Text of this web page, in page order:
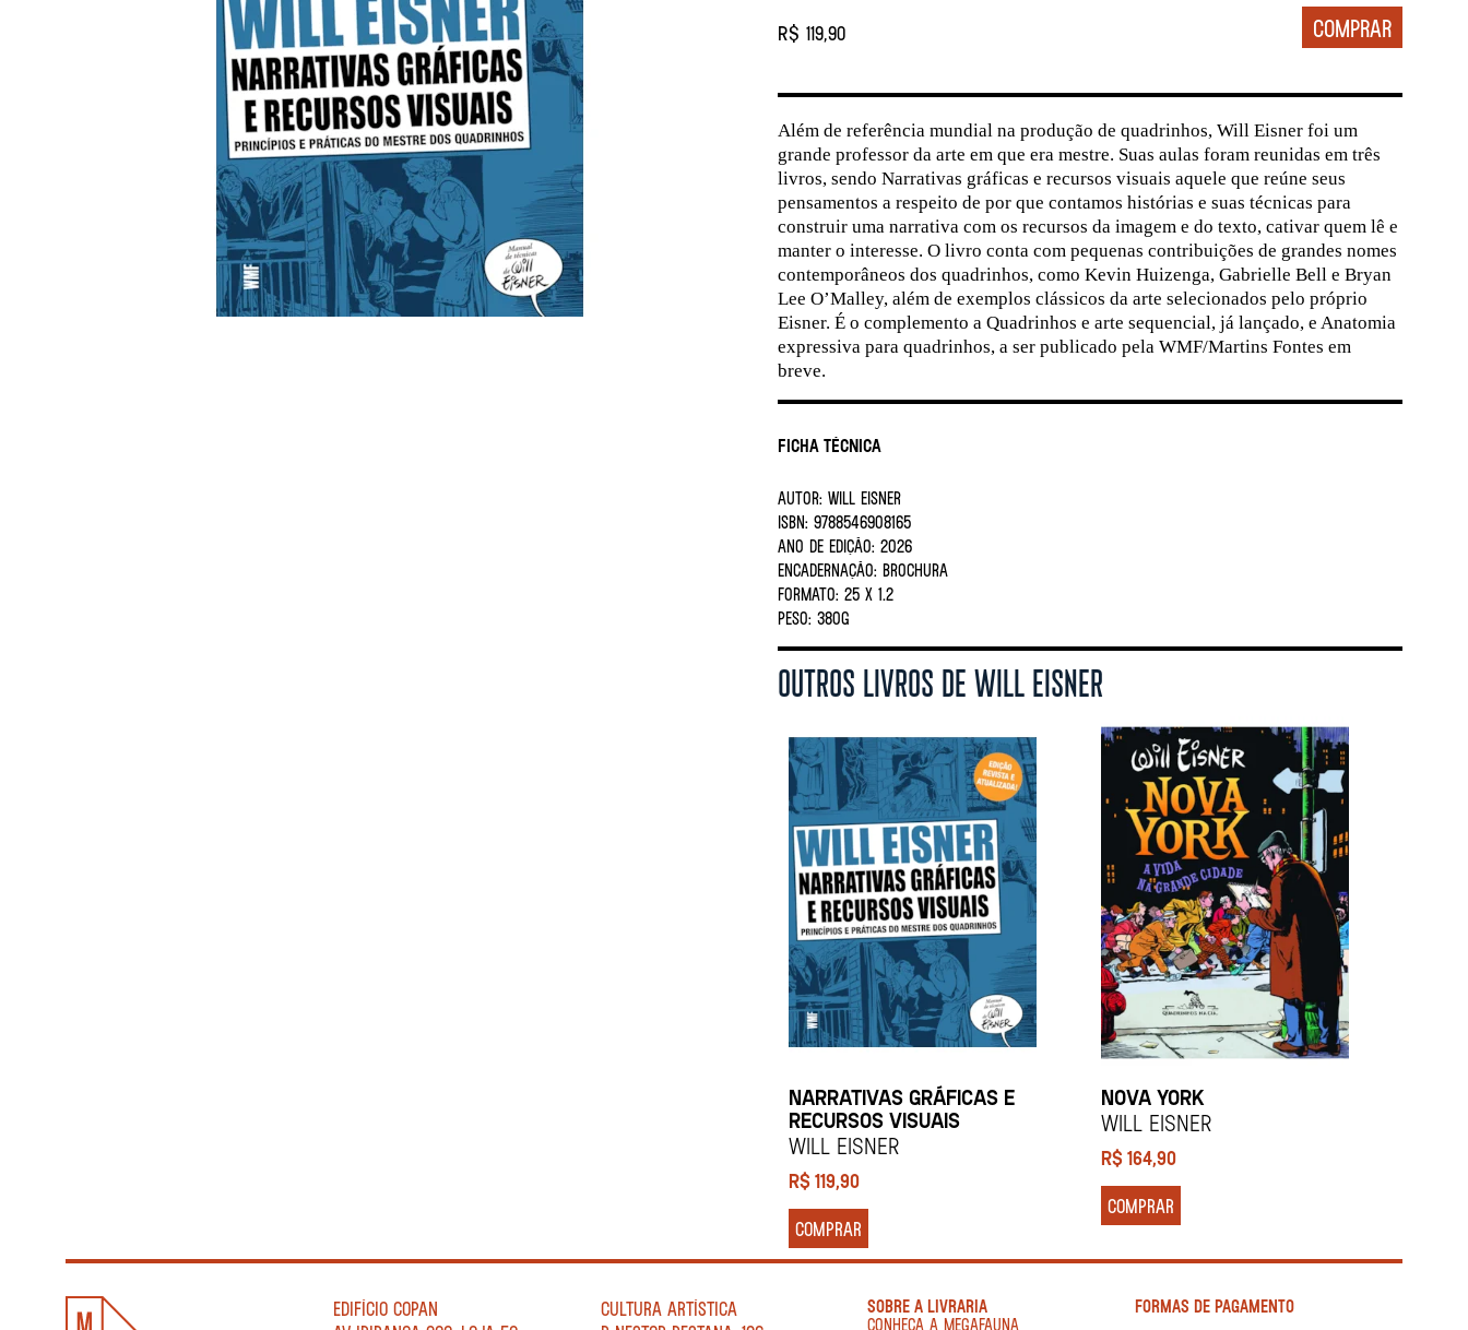
R$ 119,90
Ficha Técnica
AUTOR: WILL EISNER
ISBN: 9788546908165
ANO DE EDIÇÃO: 2026
ENCADERNAÇÃO: BROCHURA
FORMATO: 25 X 1.2
PESO: 380G
Além de referência mundial na produção de quadrinhos, Will Eisner foi um
grande professor da arte em que era mestre. Suas aulas foram reunidas em três
livros, sendo Narrativas gráficas e recursos visuais aquele que reúne seus
pensamentos a respeito de por que contamos histórias e suas técnicas para
construir uma narrativa com os recursos da imagem e do texto, cativar quem lê e
manter o interesse. O livro conta com pequenas contribuições de grandes nomes
contemporâneos dos quadrinhos, como Kevin Huizenga, Gabrielle Bell e Bryan
Lee O’Malley, além de exemplos clássicos da arte selecionados pelo próprio
Eisner. É o complemento a Quadrinhos e arte sequencial, já lançado, e Anatomia
expressiva para quadrinhos, a ser publicado pela WMF/Martins Fontes em
breve.
OUTROS LIVROS DE WILL EISNER
NARRATIVAS GRÁFICAS E
RECURSOS VISUAIS
Will Eisner
R$119,90
COMPRAR
NOVA YORK
Will Eisner
R$164,90
COMPRAR
EDIFÍCIO COPAN
CULTURA ARTÍSTICA
SOBRE A LIVRARIA
CONHEÇA A MEGAFAUNA
FORMAS DE PAGAMENTO